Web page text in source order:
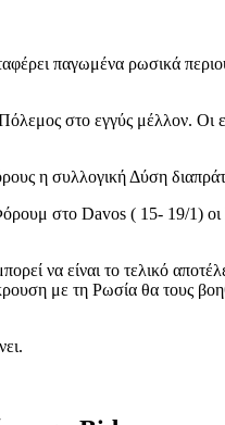
παγωμένα ρωσικά
στο εγγύς μέλλον. Οι
η συλλογική Δύση
στο Davos ( 15- 19/1)
να είναι το τελικό
με τη Ρωσία θα τους